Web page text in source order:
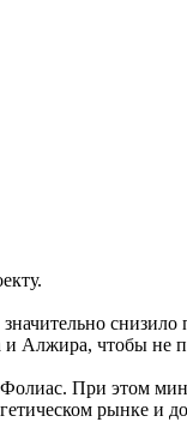
снизило
Алжира, чтобы не
При этом
рынке и